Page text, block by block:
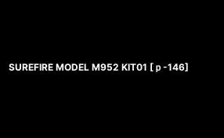
SUREFIRE MODEL M952 KIT01 [ ｐ-146]